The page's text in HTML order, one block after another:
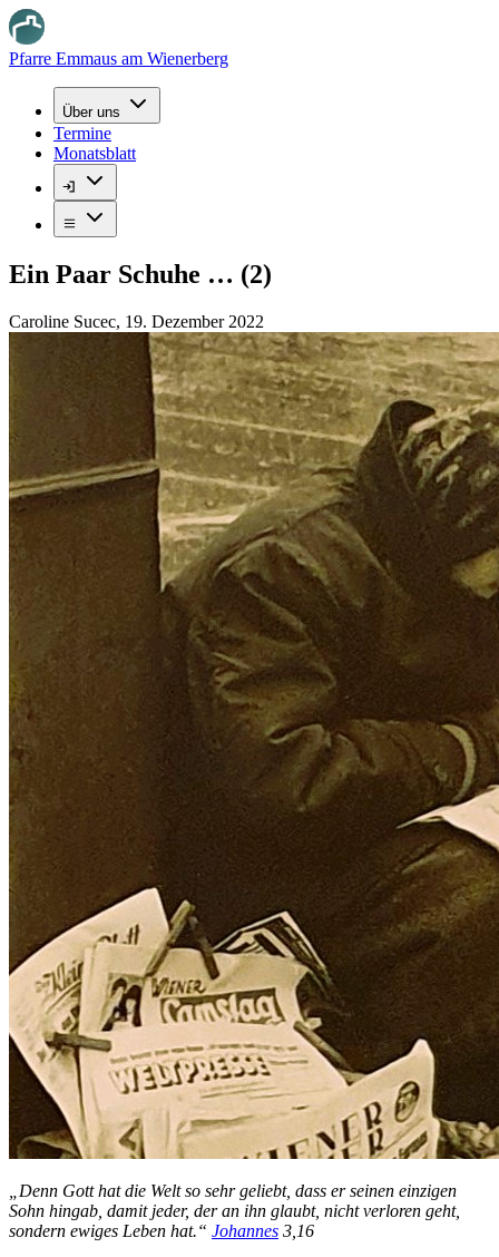
Pfarre Emmaus am Wienerberg
Über uns
Termine
Monatsblatt
Ein Paar Schuhe … (2)
Caroline Sucec, 19. Dezember 2022
„Denn Gott hat die Welt so sehr geliebt, dass er seinen einzigen
Sohn hingab, damit jeder, der an ihn glaubt, nicht verloren geht,
sondern ewiges Leben hat.“ Johannes 3,16